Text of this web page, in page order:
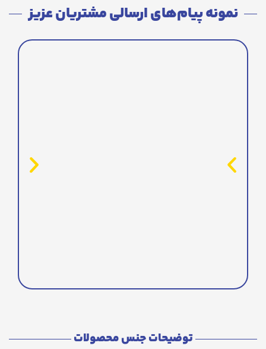
نمونه پیام‌های ارسالی مشتریان عزیز
توضیحات جنس محصولات